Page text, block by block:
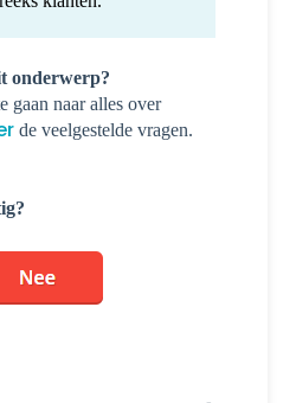
onderwerp?
gaan naar alles over
de veelgestelde vragen.